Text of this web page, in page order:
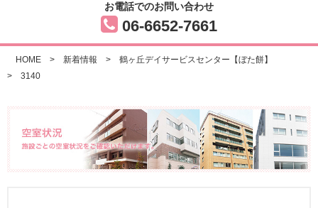
お電話でのお問い合わせ
06-6652-7661
HOME > 新着情報 >
鶴ヶ丘デイサービスセンター【ぼた餅】
>
3140